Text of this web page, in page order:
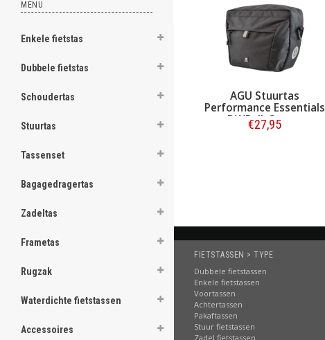
MENU
Enkele fietstas
Dubbele fietstas
Schoudertas
Stuurtas
Tassenset
Bagagedragertas
Zadeltas
Frametas
Rugzak
Waterdichte fietstassen
Accessoires
ghost
ghost
ghost
ghost
ghost
ghost
ghost
.
AGU Stuurtas
Performance Essentials
DWR 4L Straps
€27,95
FIETSTASSEN > TYPE
Dubbele fietstassen
Enkele fietstassen
Voortassen
Achtertassen
Pakaftassen
Stuur fietstassen
Zadel fietstassen